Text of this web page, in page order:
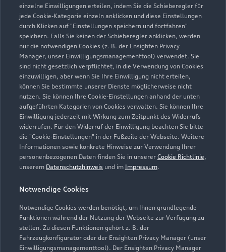
einzelne Einwilligungen erteilen, indem Sie die Schieberegler für
jede Cookie-Kategorie einzeln anklicken und diese Einstellungen
durch Klicken auf "Einstellungen speichern und fortfahren"
speichern. Falls Sie keinen der Schieberegler anklicken, werden
nur die notwendigen Cookies (z. B. der Ensighten Privacy
Manager, unser Einwilligungsmanagementtool) verwendet. Sie
sind nicht gesetzlich verpflichtet, in die Verwendung von Cookies
einzuwilligen, aber wenn Sie Ihre Einwilligung nicht erteilen,
können Sie bestimmte unserer Dienste möglicherweise nicht
nutzen. Sie können Ihre Cookie-Einstellungen anhand der unten
aufgeführten Kategorien von Cookies verwalten. Sie können Ihre
Einwilligung jederzeit mit Wirkung zum Zeitpunkt des Widerrufs
widerrufen. Für den Widerruf der Einwilligung beachten Sie bitte
die "Cookie-Einstellungen" in der Fußzeile der Webseite. Weitere
Informationen sowie konkrete Hinweise zur Verwendung Ihrer
personenbezogenen Daten finden Sie in unserer Cookie Richtlinie,
unserem Datenschutzhinweis und im Impressum.
Notwendige Cookies
Notwendige Cookies werden benötigt, um Ihnen grundlegende
Funktionen während der Nutzung der Webseite zur Verfügung zu
stellen. Zu diesen Funktionen gehört z. B. der
Fahrzeugkonfigurator oder der Ensighten Privacy Manager (unser
Einwilligungsmanagementtool). Der Ensighten Privacy Manager
Audi Pflegemitteltasche
Sommer
Damit Ihr Audi auch im Sommer glänzt: die
passende Pflege in einer Tasche.
Zur Audi Shopping World
Lederpflege-Set